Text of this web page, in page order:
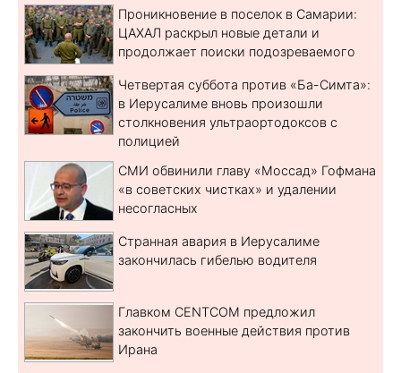
Проникновение в поселок в Самарии:
ЦАХАЛ раскрыл новые детали и
продолжает поиски подозреваемого
Четвертая суббота против «Ба-Симта»:
в Иерусалиме вновь произошли
столкновения ультраортодоксов с
полицией
СМИ обвинили главу «Моссад» Гофмана
«в советских чистках» и удалении
несогласных
Странная авария в Иерусалиме
закончилась гибелью водителя
Главком CENTCOM предложил
закончить военные действия против
Ирана